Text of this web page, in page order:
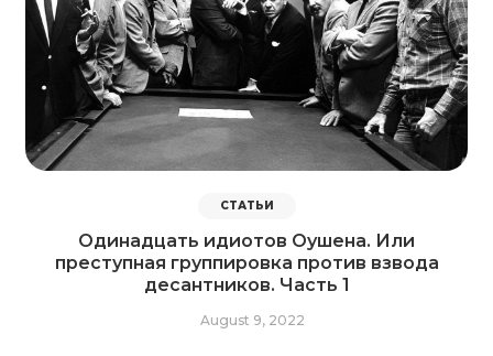
СТАТЬИ
Одинадцать идиотов Оушена. Или
преступная группировка против взвода
десантников. Часть 1
August 9, 2022